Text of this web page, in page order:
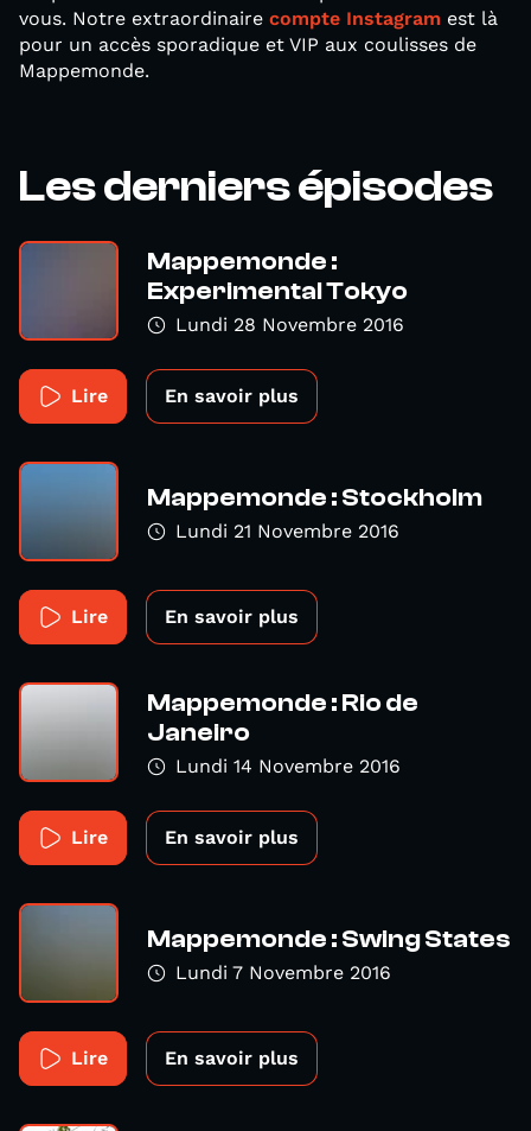
vous. Notre extraordinaire compte Instagram est là
pour un accès sporadique et VIP aux coulisses de
Mappemonde.
Les derniers épisodes
Mappemonde :
Experimental Tokyo
Lundi 28 Novembre 2016
Lire En savoir plus
Mappemonde : Stockholm
Lundi 21 Novembre 2016
Lire En savoir plus
Mappemonde : Rio de
Janeiro
Lundi 14 Novembre 2016
Lire En savoir plus
Mappemonde : Swing States
Lundi 7 Novembre 2016
Lire En savoir plus